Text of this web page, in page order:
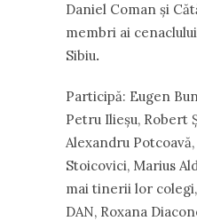
Daniel Coman şi
membri ai cenaclului
Sibiu.
Participă: Eugen
Petru Ilieşu, Robert
Alexandru
Stoicovici, Marius
mai tinerii lor
DAN, Roxana